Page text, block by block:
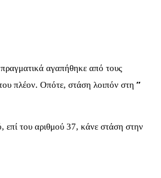
αγαπήθηκε από τους
πλέον. Οπότε, στάση λοιπόν στη ”
επί του αριθμού 37, κάνε στάση στην